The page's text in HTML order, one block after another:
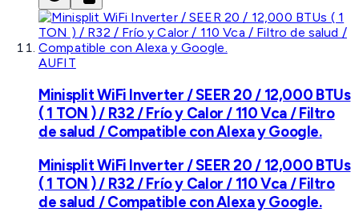
AUFIT
Minisplit WiFi Inverter / SEER 20 / 12,000 BTUs
( 1 TON ) / R32 / Frío y Calor / 110 Vca / Filtro
de salud / Compatible con Alexa y Google.
Minisplit WiFi Inverter / SEER 20 / 12,000 BTUs
( 1 TON ) / R32 / Frío y Calor / 110 Vca / Filtro
de salud / Compatible con Alexa y Google.